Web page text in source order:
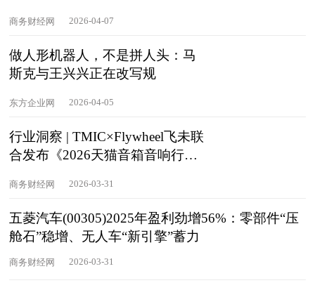
商务财经网 2026-04-07
做人形机器人，不是拼人头：马
斯克与王兴兴正在改写规
东方企业网 2026-04-05
行业洞察 | TMIC×Flywheel飞未联
合发布《2026天猫音箱音响行业
商务财经网 2026-03-31
五菱汽车(00305)2025年盈利劲增56%：零部件“压
舱石”稳增、无人车“新引擎”蓄力
商务财经网 2026-03-31